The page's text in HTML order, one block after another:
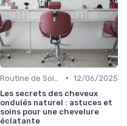
• 12/06/2025
Les secrets des cheveux
ondulés naturel : astuces et
soins pour une chevelure
éclatante